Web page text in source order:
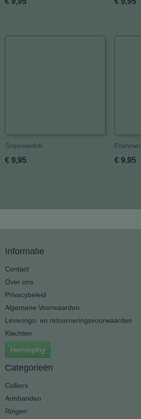
Sneeuwvlok
€ 9,95
Prehniet
€ 9,95
Informatie
Contact
Over ons
Privacybeleid
Algemene Voorwaarden
Leverings- en retourneringsvoorwaarden
Klachten
Herroeping
Categorieën
Colliers
Armbanden
Ringen